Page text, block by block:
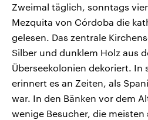
Zweimal täglich, sonntags
Mezquita von Córdoba die
gelesen. Das zentrale
Silber und dunklem Holz aus
Überseekolonien dekoriert. In
erinnert es an Zeiten, als
war. In den Bänken vor dem
wenige Besucher, die meisten